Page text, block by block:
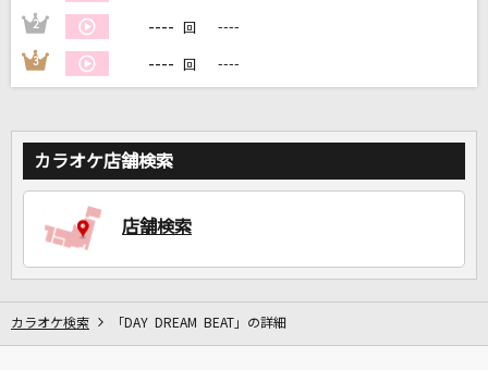
2 ---- 回 ----
3 ---- 回 ----
カラオケ店舗検索
店舗検索
カラオケ検索 「DAY DREAM BEAT」の詳細